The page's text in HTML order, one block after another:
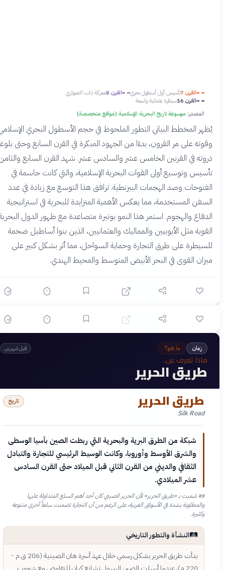
القرن 7 تأسيس أول أسطول بحري القرن 8 معركة ذات الصواري
القرن 16
سيطرة عثمانية واسعة
المصدر:موسوعة تاريخ البحرية الإسلامية (مواقع متخصصة)
يُظهر المخطط البياني التطور الملحوظ في حجم الأسطول البحري الإسلامي
وقوته على مر القرون، بدءًا من الجهود المبكرة في القرن السابع وحتى بلوغه
ذروته في القرنين الخامس عشر والسادس عشر. شهد القرن السابع والثامن
تأسيس وتوسيع أولى القوات البحرية الإسلامية، والتي كانت حاسمة في
الفتوحات وصد الهجمات البيزنطية. ترافق هذا التوسع مع زيادة في عدد
السفن المستخدمة، مما يعكس الأهمية المتزايدة للبحرية في استراتيجية
الدفاع والهجوم. استمر هذا النمو بوتيرة متصاعدة مع ظهور الدول البحرية
القوية مثل الأيوبيين والمماليك والعثمانيين، الذين بنوا أساطيل ضخمة
للسيطرة على طرق التجارة وحماية السواحل، مما أثر بشكل كبير على
ميزان القوى في البحر الأبيض المتوسط والمحيط الهندي.
؟ اختيار متعدد
صعود نجم الدولة الفاطمية وسقوطها: رحلة الألف عام من
المجد والزوال
سؤال🟡 متوسط
زمان ما هو؟ قبل شهرين
ماذا تعرف عن..
طريق الحرير
طريق الحرير
Silk Road
تاريخ
شبكة من الطرق البرية والبحرية التي ربطت الصين بآسيا الوسطى
والشرق الأوسط وأوروبا، وكانت الوسيط الرئيسي للتجارة والتبادل
الثقافي والديني من القرن الثاني قبل الميلاد حتى القرن السادس
عشر الميلادي.
سُميت بـ «طريق الحرير» لأن الحرير الصيني كان أحد أهم السلع المتداولة عليها
والمطلوبة بشدة في الأسواق الغربية، على الرغم من أن التجارة تضمنت سلعاً أخرى متنوعة
وكثيرة.
النشأة والتطور التاريخي
بدأت طريق الحرير بشكل رسمي خلال عهد أسرة هان الصينية (206 ق.م -